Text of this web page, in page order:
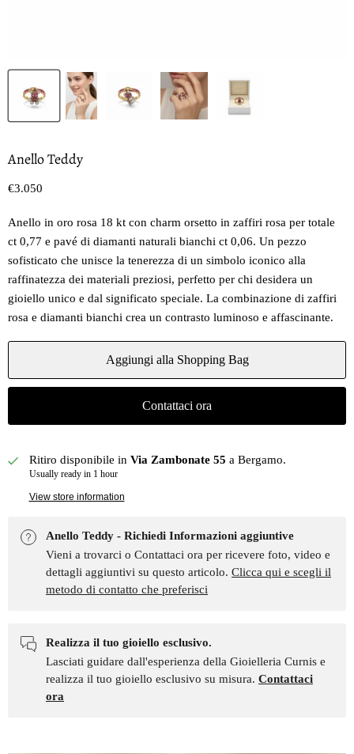
Anello Teddy
Prezzo oggi
€3.050
Anello in oro rosa 18 kt con charm orsetto in zaffiri rosa per totale
ct 0,77 e pavé di diamanti naturali bianchi ct 0,06. Un pezzo
sofisticato che unisce la tenerezza di un simbolo iconico alla
raffinatezza dei materiali preziosi, perfetto per chi desidera un
gioiello unico e dal significato speciale. La combinazione di zaffiri
rosa e diamanti bianchi crea un contrasto luminoso e affascinante.
Aggiungi alla Shopping Bag
Contattaci ora
Ritiro disponibile in Via Zambonate 55 a Bergamo.
Usually ready in 1 hour
View store information
Anello Teddy - Richiedi Informazioni aggiuntive
Vieni a trovarci o Contattaci ora per ricevere foto, video e
dettagli aggiuntivi su questo articolo. Clicca qui e scegli il
metodo di contatto che preferisci
Realizza il tuo gioiello esclusivo.
Lasciati guidare dall'esperienza della Gioielleria Curnis e
realizza il tuo gioiello esclusivo su misura. Contattaci
ora